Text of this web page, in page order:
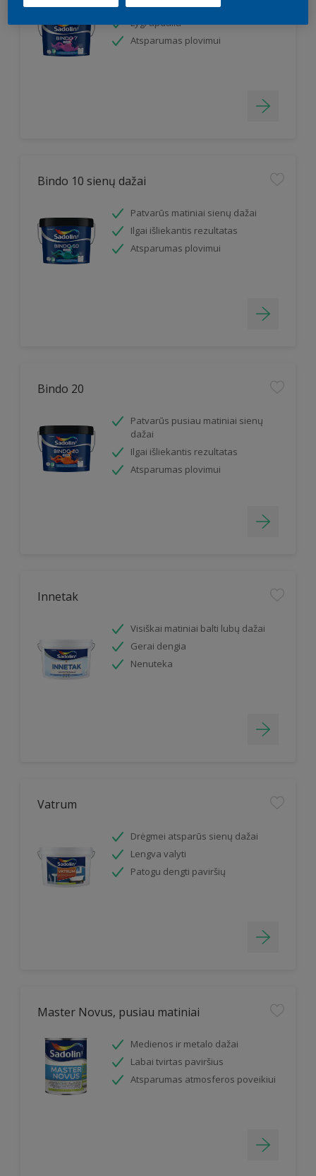
Klasikiniai matiniai sienų dažai
Lygi apdaila
Atsparumas plovimui
Bindo 10 sienų dažai
Patvarūs matiniai sienų dažai
Ilgai išliekantis rezultatas
Atsparumas plovimui
Bindo 20
Patvarūs pusiau matiniai sienų
dažai
Ilgai išliekantis rezultatas
Atsparumas plovimui
Innetak
Visiškai matiniai balti lubų dažai
Gerai dengia
Nenuteka
Vatrum
Drėgmei atsparūs sienų dažai
Lengva valyti
Patogu dengti paviršių
Master Novus, pusiau matiniai
Medienos ir metalo dažai
Labai tvirtas paviršius
Atsparumas atmosferos poveikiui